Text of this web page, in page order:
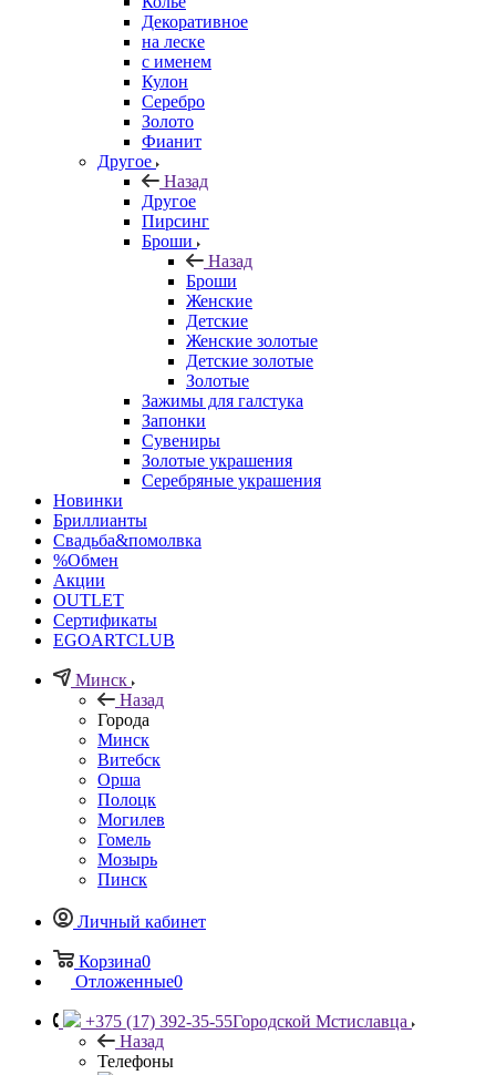
Декоративное
на леске
с именем
Кулон
Серебро
Золото
Фианит
Другое
Назад
Другое
Пирсинг
Броши
Назад
Броши
Женские
Детские
Женские золотые
Детские золотые
Золотые
Зажимы для галстука
Запонки
Сувениры
Золотые украшения
Серебряные украшения
Новинки
Бриллианты
Свадьба&помолвка
%Обмен
Акции
OUTLET
Сертификаты
EGOARTCLUB
Минск
Назад
Города
Минск
Витебск
Орша
Полоцк
Могилев
Гомель
Мозырь
Пинск
Личный кабинет
Корзина0
Отложенные0
+375 (17) 392-35-55Городской Мстиславца
Назад
Телефоны